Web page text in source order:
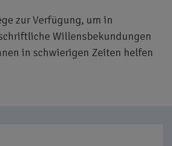
zur Verfügung, um in
Willensbekundungen
in schwierigen Zeiten helfen